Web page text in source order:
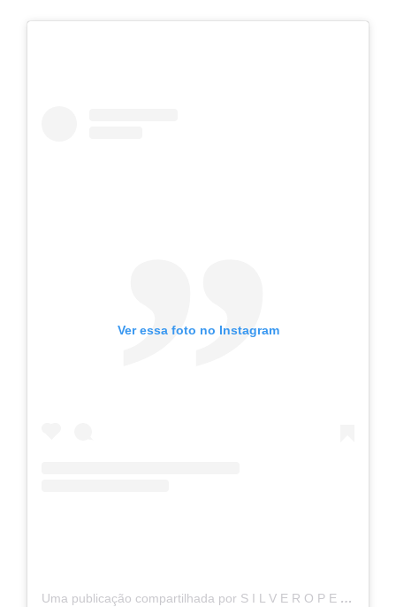
Ver essa foto no Instagram
Uma publicação compartilhada por S I L V E R O P E R E I R A (@silveropereira)